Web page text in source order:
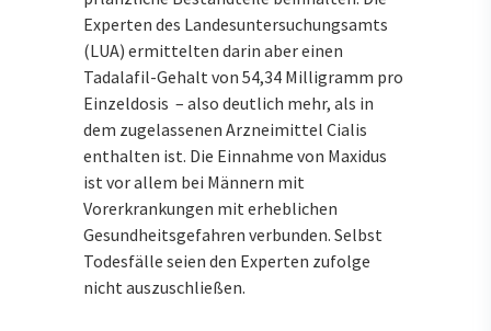
Experten des Landesuntersuchungsamts
(LUA) ermittelten darin aber einen
Tadalafil-Gehalt von 54,34 Milligramm pro
Einzeldosis – also deutlich mehr, als in
dem zugelassenen Arzneimittel Cialis
enthalten ist. Die Einnahme von Maxidus
ist vor allem bei Männern mit
Vorerkrankungen mit erheblichen
Gesundheitsgefahren verbunden. Selbst
Todesfälle seien den Experten zufolge
nicht auszuschließen.